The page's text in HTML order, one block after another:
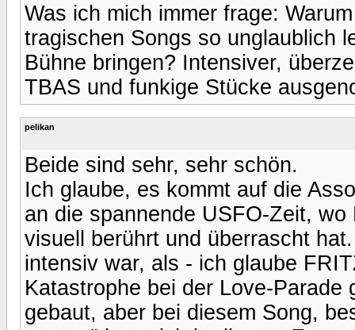
Was ich mich immer frage:
tragischen Songs so unglaublich
Bühne bringen? Intensiver,
TBAS und funkige Stücke
pelikan
Beide sind sehr, sehr schön.
Ich glaube, es kommt auf die
an die spannende USFO-Zeit,
visuell berührt und überrascht
intensiv war, als - ich glaube
Katastrophe bei der Love-
gebaut, aber bei diesem Song,